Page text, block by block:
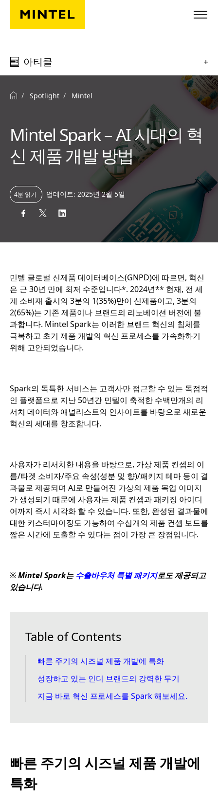
Skip to main content
아티클 +
Spotlight Mintel
Mintel Spark – AI 시대의 혁
신 제품 개발 방법
4분 읽기 업데이트: 2025년 2월 5일
민텔 글로벌 신제품 데이터베이스(GNPD)에 따르면, 혁신
은 근 30년 만에 최저 수준입니다*. 2024년** 현재, 전 세
계 소비재 출시의 3분의 1(35%)만이 신제품이고, 3분의
2(65%)는 기존 제품이나 브랜드의 리노베이션 버전에 불
과합니다. Mintel Spark는 이러한 브랜드 혁신의 침체를
극복하고 초기 제품 개발의 혁신 프로세스를 가속화하기
위해 고안되었습니다.
Spark의 독특한 서비스는 고객사만 접근할 수 있는 독점적
인 플랫폼으로 지난 50년간 민텔이 축적한 수백만개의 리
서치 데이터와 애널리스트의 인사이트를 바탕으로 새로운
혁신의 세대를 창조합니다.
사용자가 리서치한 내용을 바탕으로, 가상 제품 컨셉의 이
름/타겟 소비자/주요 속성(성분 및 향)/패키지 테마 등이 결
과물로 제공되며 AI로 만들어진 가상의 제품 목업 이미지
가 생성되기 때문에 사용자는 제품 컨셉과 패키징 아이디
어까지 즉시 시각화 할 수 있습니다. 또한, 완성된 결과물에
대한 커스터마이징도 가능하여 수십개의 제품 컨셉 보드를
짧은 시간에 도출할 수 있다는 점이 가장 큰 장점입니다.
※Mintel Spark는 수출바우처 특별 패키지로도 제공되고
있습니다.
Table of Contents
빠른 주기의 시즈널 제품 개발에 특화
성장하고 있는 인디 브랜드의 강력한 무기
지금 바로 혁신 프로세스를 Spark 해보세요.
빠른 주기의 시즈널 제품 개발에
특화